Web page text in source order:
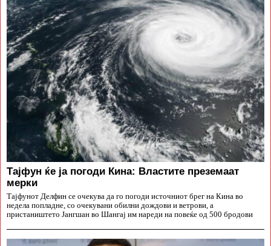
Тајфун ќе ја погоди Кина: Властите преземаат
мерки
Тајфунот Делфин се очекува да го погоди источниот брег на Кина во
недела попладне, со очекувани обилни дождови и ветрови, а
пристаништето Јангшан во Шангај им нареди на повеќе од 500 бродови